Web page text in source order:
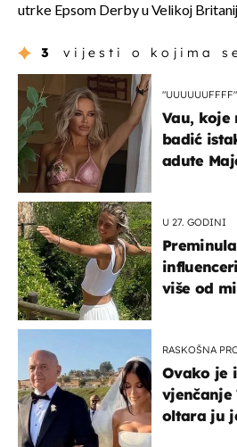
utrke Epsom Derby u Velikoj
3 vijesti o kojima
"UUUUUUFFFF"
Vau, koje
badić
adute
U 27. GODINI
više od
RASKOŠNA
Ovako je
vjenčanje
oltara ju